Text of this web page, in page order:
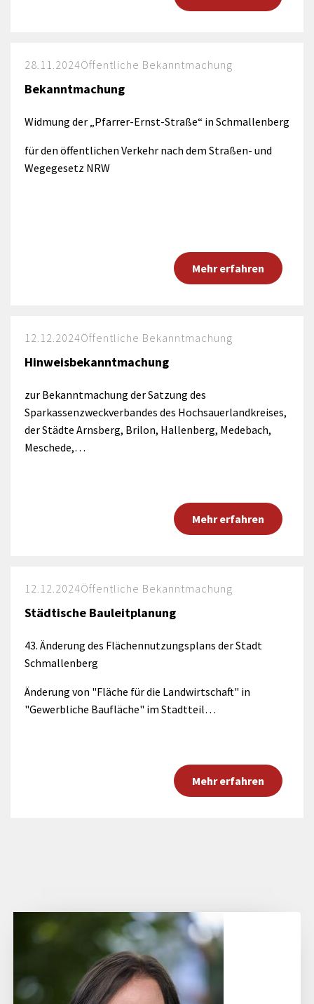
28.11.2024Öffentliche Bekanntmachung
Bekanntmachung
Widmung der „Pfarrer-Ernst-Straße“ in Schmallenberg
für den öffentlichen Verkehr nach dem Straßen- und
Wegegesetz NRW
Mehr erfahren
12.12.2024Öffentliche Bekanntmachung
Hinweisbekanntmachung
zur Bekanntmachung der Satzung des
Sparkassenzweckverbandes des Hochsauerlandkreises,
der Städte Arnsberg, Brilon, Hallenberg, Medebach,
Meschede,…
Mehr erfahren
12.12.2024Öffentliche Bekanntmachung
Städtische Bauleitplanung
43. Änderung des Flächennutzungsplans der Stadt
Schmallenberg
Änderung von "Fläche für die Landwirtschaft" in
"Gewerbliche Baufläche" im Stadtteil…
Mehr erfahren